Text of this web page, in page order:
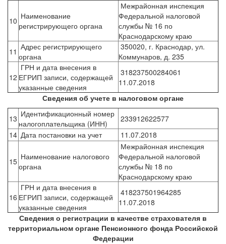
10 Наименование
регистрирующего органа
Межрайонная инспекция
Федеральной налоговой
службы № 16 по
Краснодарскому краю
11 Адрес регистрирующего
органа
350020,​ г. Краснодар, ул.
Коммунаров, д. 235
12
ГРН и дата внесения в
ЕГРИП записи, содержащей
указанные сведения
318237500284061
11.07.2018
Сведения об учете в налоговом органе
13 Идентификационный номер
налогоплательщика (ИНН)
233912622577
14 Дата постановки на учет 11.07.2018
15 Наименование налогового
органа
Межрайонная инспекция
Федеральной налоговой
службы № 18 по
Краснодарскому краю
16
ГРН и дата внесения в
ЕГРИП записи, содержащей
указанные сведения
418237501964285
11.07.2018
Сведения о регистрации в качестве страхователя в
территориальном органе Пенсионного фонда Российской
Федерации